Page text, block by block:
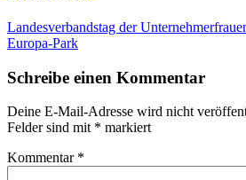
Landesverbandstag der
Europa-Park
Schreibe einen Kommentar
Deine E-Mail-Adresse wird nicht
Felder sind mit * markiert
Kommentar *